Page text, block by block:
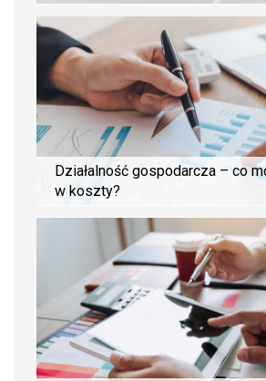
Działalność gospodarcza – co
w koszty?